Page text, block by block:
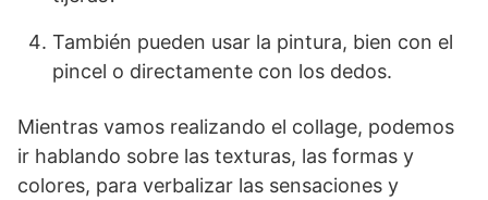
También pueden usar la pintura, bien con el
pincel o directamente con los dedos.
Mientras vamos realizando el collage, podemos
ir hablando sobre las texturas, las formas y
colores, para verbalizar las sensaciones y